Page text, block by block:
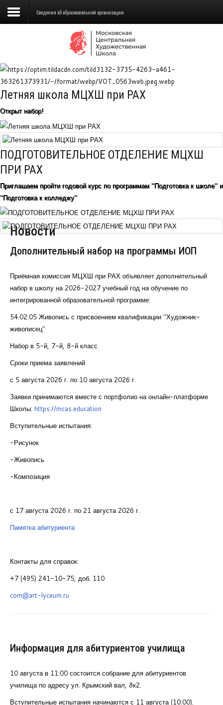
Сведения об образовательной
Школа
Детская Художественная школа
Поступающим
Подготовка
Образование
Доп. образование
Курсы повышения квалификации
Центр непрерывного образования
Конкурсы
Творческий инкубатор
Сведения об образовательной организации
Летняя школа МЦХШ при РАХ
Открыт набор!
ПОДГОТОВИТЕЛЬНОЕ ОТДЕЛЕНИЕ МЦХШ
ПРИ РАХ
Приглашаем пройти годовой курс по программам "Подготовка к школе" и
"Подготовка к колледжу"
Новости
Дополнительный набор на программы ИОП
Приёмная комиссия МЦХШ при РАХ объявляет дополнительный
набор в школу на 2026-2027 учебный год на обучение по
интегрированной образовательной программе:
54.02.05 Живопись с присвоением квалификации "Художник-
живописец"
Набор в 5-й, 7-й, 8-й класс
Сроки приема заявлений
с 5 августа 2026 г. по 10 августа 2026 г.
Заявки принимаются вместе с портфолио на онлайн-платформе
Школы: https://mcas.education
Вступительные испытания:
-Рисунок
-Живопись
-Композиция
с 17 августа 2026 г. по 21 августа 2026 г.
Памятка абитуриента
Контакты для справок:
+7 (495) 241-10-75, доб. 110
com@art-lyceum.ru
Информация для абитуриентов училища
10 августа в 11:00 состоится собрание для абитуриентов
училища по адресу ул. Крымский вал, 8к2.
Вступительные испытания начинаются с 11 августа (10:00).